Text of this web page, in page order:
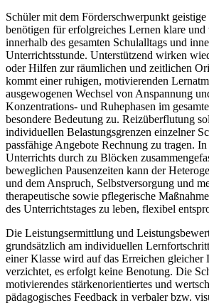
Schüler mit dem Förderschwerpunkt
benötigen für erfolgreiches Lernen klare und
innerhalb des gesamten Schulalltags und
Unterrichtsstunde. Unterstützend wirken
oder Hilfen zur räumlichen und zeitlichen
kommt einer ruhigen, motivierenden
ausgewogenen Wechsel von Anspannung
Konzentrations- und Ruhephasen im
besondere Bedeutung zu. Reizüberflutung
individuellen Belastungsgrenzen einzelner
passfähige Angebote Rechnung zu tragen.
Unterrichts durch zu Blöcken
beweglichen Pausenzeiten kann der
und dem Anspruch, Selbstversorgung und
therapeutische sowie pflegerische
des Unterrichtstages zu leben, flexibel
Die Leistungsermittlung und
grundsätzlich am individuellen
einer Klasse wird auf das Erreichen gleicher
verzichtet, es erfolgt keine Benotung. Die
motivierendes stärkenorientiertes und
pädagogisches Feedback in verbaler bzw.